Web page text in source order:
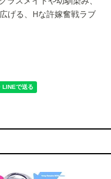
げる、Hな許嫁奮戦ラブ